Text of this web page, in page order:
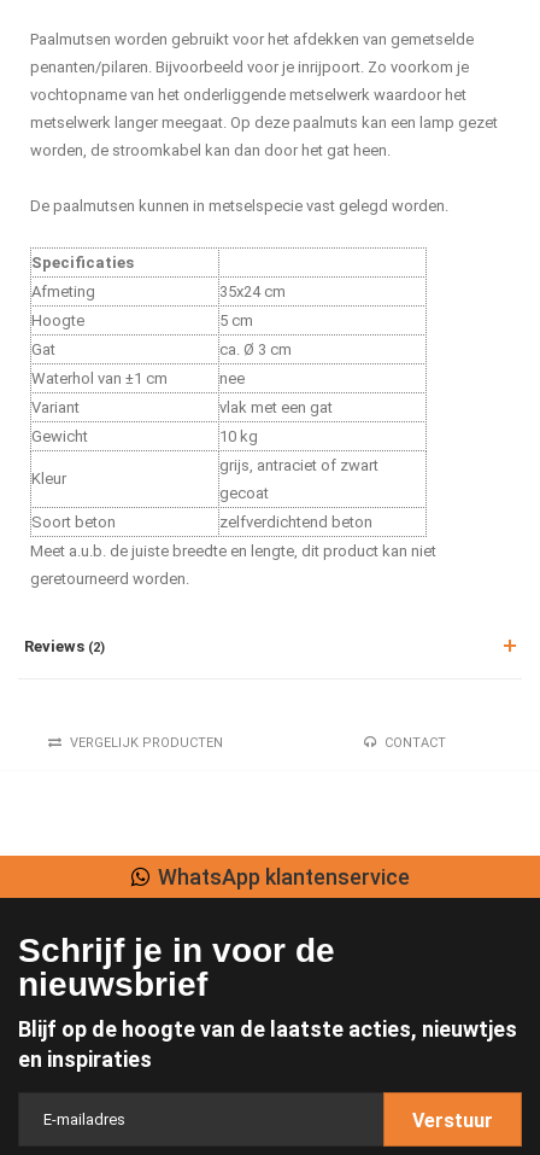
Paalmutsen worden gebruikt voor het afdekken van gemetselde
penanten/pilaren. Bijvoorbeeld voor je inrijpoort. Zo voorkom je
vochtopname van het onderliggende metselwerk waardoor het
metselwerk langer meegaat. Op deze paalmuts kan een lamp gezet
worden, de stroomkabel kan dan door het gat heen.
De paalmutsen kunnen in metselspecie vast gelegd worden.
Specificaties
Afmeting
35x24 cm
Hoogte
5 cm
Gat
ca. Ø 3 cm
Waterhol van ±1 cm
nee
Variant
vlak met een gat
Gewicht
10 kg
Kleur
grijs, antraciet of zwart
gecoat
Soort beton
zelfverdichtend beton
Meet a.u.b. de juiste breedte en lengte, dit product kan niet
geretourneerd worden.
Reviews (2)
VERGELIJK PRODUCTEN CONTACT
WhatsApp klantenservice
Schrijf je in voor de
nieuwsbrief
Blijf op de hoogte van de laatste acties, nieuwtjes
en inspiraties
Verstuur